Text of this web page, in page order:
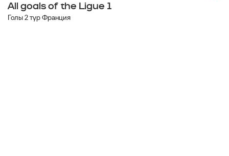
All goals of the Ligue 1
Голы 2 тур Франция